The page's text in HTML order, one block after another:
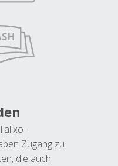
Zugang zu
die auch